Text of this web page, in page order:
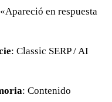
en respuesta
: Classic SERP / AI
: Contenido